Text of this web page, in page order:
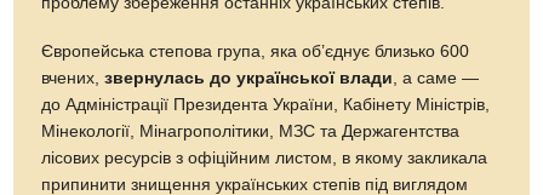
Європейська степова група, яка об’єднує близько 600
вчених,звернулась до української влади , а саме —
до Адміністрації Президента України, Кабінету Міністрів,
Мінекології, Мінагрополітики, МЗС та Держагентства
лісових ресурсів з офіційним листом, в якому закликала
припинити знищення українських степів під виглядом